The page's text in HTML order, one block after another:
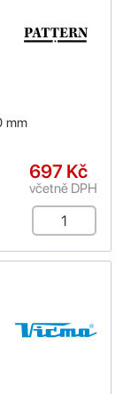
mm
697 Kč
včetně DPH